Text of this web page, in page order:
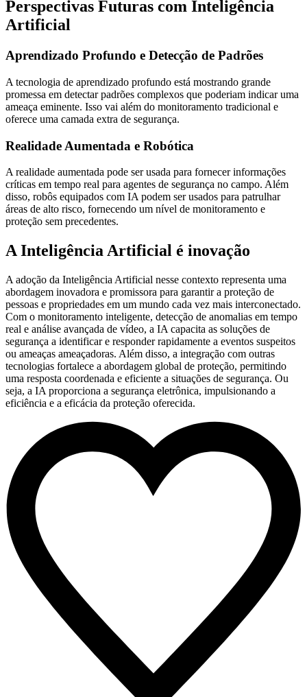
Perspectivas Futuras com Inteligência
Artificial
Aprendizado Profundo e Detecção de Padrões
A tecnologia de aprendizado profundo está mostrando grande
promessa em detectar padrões complexos que poderiam indicar uma
ameaça eminente. Isso vai além do monitoramento tradicional e
oferece uma camada extra de segurança.
Realidade Aumentada e Robótica
A realidade aumentada pode ser usada para fornecer informações
críticas em tempo real para agentes de segurança no campo. Além
disso, robôs equipados com IA podem ser usados para patrulhar
áreas de alto risco, fornecendo um nível de monitoramento e
proteção sem precedentes.
A Inteligência Artificial é inovação
A adoção da Inteligência Artificial nesse contexto representa uma
abordagem inovadora e promissora para garantir a proteção de
pessoas e propriedades em um mundo cada vez mais interconectado.
Com o monitoramento inteligente, detecção de anomalias em tempo
real e análise avançada de vídeo, a IA capacita as soluções de
segurança a identificar e responder rapidamente a eventos suspeitos
ou ameaças ameaçadoras. Além disso, a integração com outras
tecnologias fortalece a abordagem global de proteção, permitindo
uma resposta coordenada e eficiente a situações de segurança. Ou
seja, a IA proporciona a segurança eletrônica, impulsionando a
eficiência e a eficácia da proteção oferecida.